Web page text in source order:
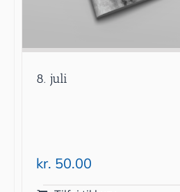
8. juli
kr. 50.00